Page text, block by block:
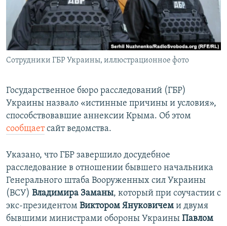
ПОБЕДИТЕЛЕЙ НЕ СУДЯТ?
КРЫМ.НЕПОКОРЕННЫЙ
ELIFBE
УКРАИНСКАЯ ПРОБЛЕМА КРЫМА
ПРИСОЕДИНЯЙТЕСЬ!
Сотрудники ГБР Украины, иллюстрационное фото
Государственное бюро расследований (ГБР)
Украины назвало «истинные причины и условия»,
способствовавшие аннексии Крыма. Об этом
сообщаетсайт ведомства.
Указано, что ГБР завершило досудебное
расследование в отношении бывшего начальника
Генерального штаба Вооруженных сил Украины
(ВСУ) Владимира Заманы, который при соучастии с
экс-президентом Виктором Януковичем и двумя
бывшими министрами обороны Украины Павлом